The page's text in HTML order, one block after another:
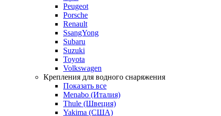
Peugeot
Porsche
Renault
SsangYong
Subaru
Suzuki
Toyota
Volkswagen
Крепления для водного снаряжения
Показать все
Menabo (Италия)
Thule (Швеция)
Yakima (США)